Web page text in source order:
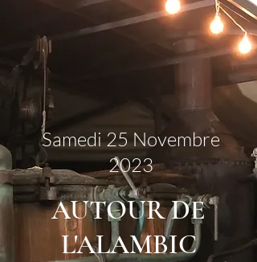
AUTOUR DE
L'ALAMBIC
Samedi 25 Novembre
2023